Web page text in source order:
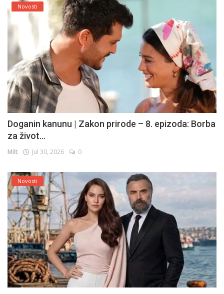
Novosti
Doganin kanunu | Zakon prirode – 8. epizoda: Borba
za život...
Milt Jul 30, 2026 0
Novosti